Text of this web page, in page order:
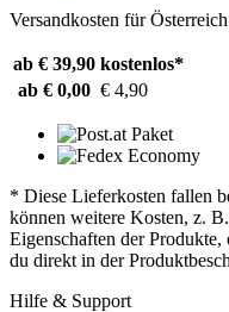
Versandkosten für Österreich
ab € 39,90 kostenlos*
ab € 0,00 € 4,90
* Diese Lieferkosten fallen
können weitere Kosten, z.
Eigenschaften der
du direkt in der
Hilfe & Support